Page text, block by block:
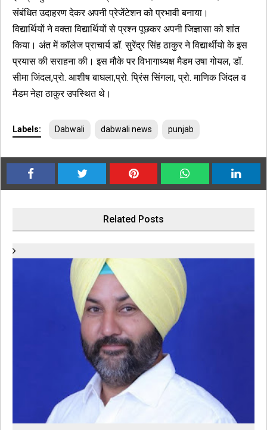
संबंधित उदाहरण देकर अपनी प्रेजेंटेशन को प्रभावी बनाया।
विद्यार्थियों ने वक्ता विद्यार्थियों से प्रश्न पूछकर अपनी जिज्ञासा को शांत
किया। अंत में कॉलेज प्राचार्य डॉ. सुरेंद्र सिंह ठाकुर ने विद्यार्थीयो के इस
प्रयास की सराहना की। इस मौके पर विभागाध्यक्ष मैडम उषा गोयल, डॉ.
सीमा जिंदल,प्रो. आशीष बाघला,प्रो. प्रिंस सिंगला, प्रो. माणिक जिंदल व
मैडम नेहा ठाकुर उपस्थित थे।
Labels: Dabwali dabwali news punjab
Related Posts